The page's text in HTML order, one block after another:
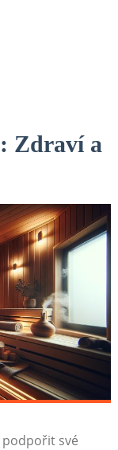
Zdraví a
podpořit své